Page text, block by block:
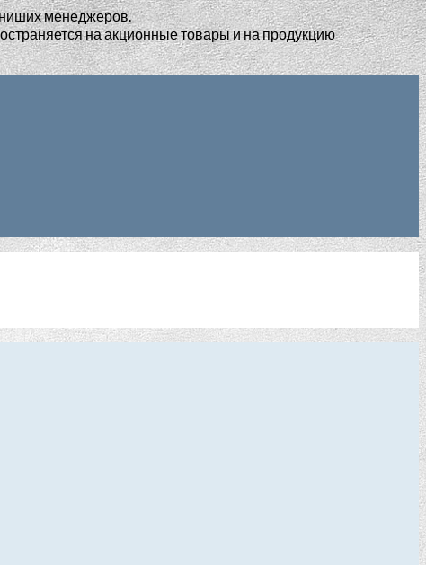
менеджеров.
на акционные товары и на продукцию